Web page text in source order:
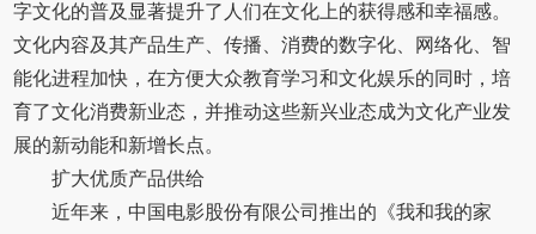
字文化的普及显著提升了人们在文化上的获得感和幸福感。
文化内容及其产品生产、传播、消费的数字化、网络化、智
能化进程加快，在方便大众教育学习和文化娱乐的同时，培
育了文化消费新业态，并推动这些新兴业态成为文化产业发
展的新动能和新增长点。
扩大优质产品供给
近年来，中国电影股份有限公司推出的《我和我的家